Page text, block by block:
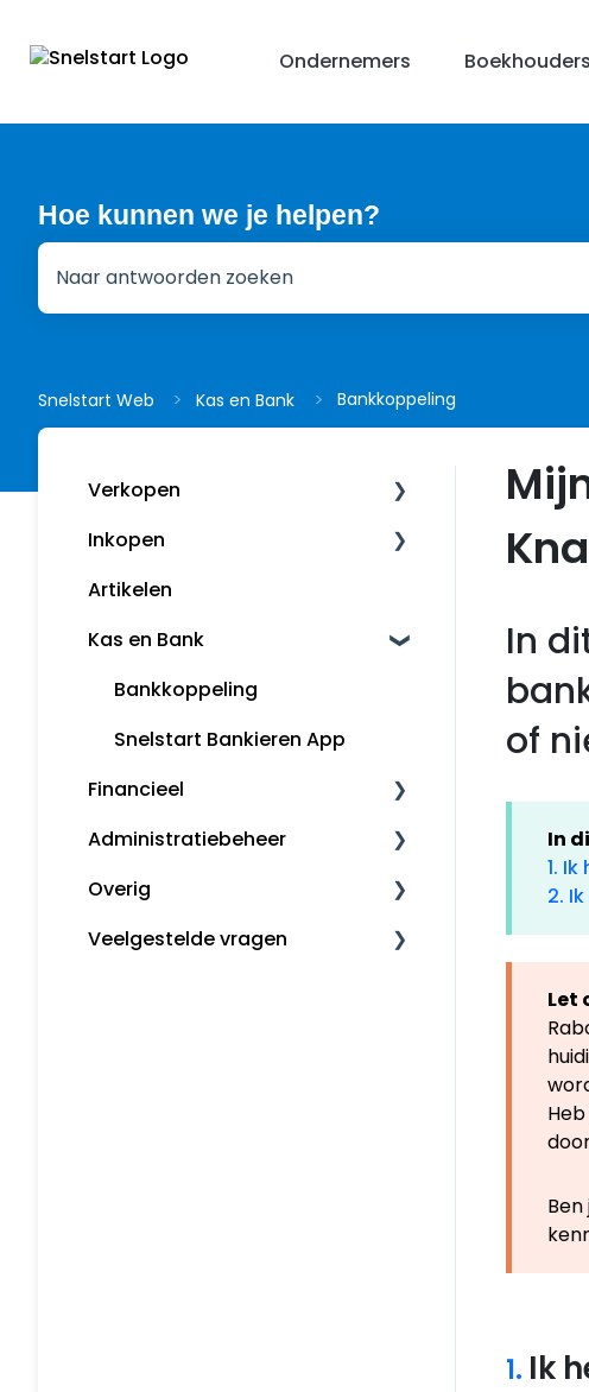
Ondernemers
Hoe kunnen we je helpen?
Snelstart Web Kas en Bank Bankkoppeling
In
of
In
1.
2.
Let
1. Ik
Verkopen
Factureren
Herinneringen en
Inkopen
Leveranciers
Artikelen
Kas en Bank
Bankkoppeling
Snelstart Bankieren App
Financieel
Fiscaal
Rapporten
Administratiebeheer
Administratiebeheer
Gebruikers en rechten
Overig
MijnSnelStart
Veelgestelde vragen